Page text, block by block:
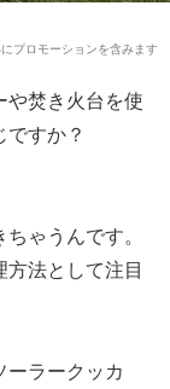
プロモーションを含みます
や焚き火台を使
すか？
ゃうんです。
法として注目
ーラークッカ